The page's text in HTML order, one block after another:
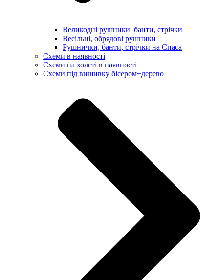
Великодні рушники, банти, стрічки
Весільні, обрядові рушники
Рушнички, банти, стрічки на Спаса
Схеми в наявності
Схеми на холсті в наявності
Схеми під вишивку бісером+дерево